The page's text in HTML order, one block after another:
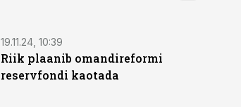
19.11.24, 10:39
Riik plaanib omandireformi
reservfondi kaotada